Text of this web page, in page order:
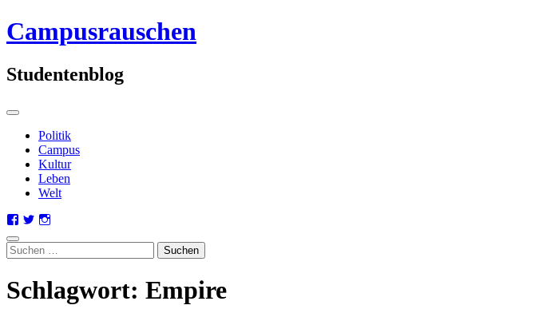
Zum
Inhalt
Campusrauschen
Studentenblog
Primäres
Politik
Campus
Kultur
Leben
Welt
Profil
campusrauschen
auf
anzeigen
Profil
Campusrauschen
auf
anzeigen
Campusrauschen
auf
anzeigen
Suche
Suchen
nach:
Schlagwort: Empire